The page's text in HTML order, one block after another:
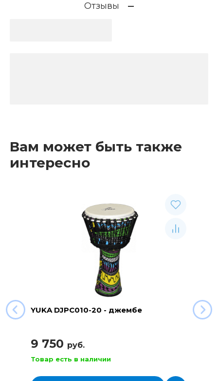
Отзывы
Вам может быть также
интересно
YUKA DJPC010-20 - джембе
9 750 руб.
Товар есть в наличии